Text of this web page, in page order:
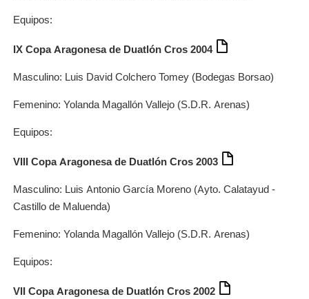
Equipos:
IX Copa Aragonesa de Duatlón Cros 2004
Masculino: Luis David Colchero Tomey (Bodegas Borsao)
Femenino: Yolanda Magallón Vallejo (S.D.R. Arenas)
Equipos:
VIII Copa Aragonesa de Duatlón Cros 2003
Masculino: Luis Antonio García Moreno (Ayto. Calatayud -
Castillo de Maluenda)
Femenino: Yolanda Magallón Vallejo (S.D.R. Arenas)
Equipos:
VII Copa Aragonesa de Duatlón Cros 2002